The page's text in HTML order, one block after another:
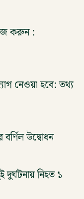
করুন :
নেওয়া হবে: তথ্য
উদ্বোধন
নিহত ১